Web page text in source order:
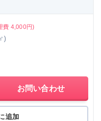
費 4,000円)
)
お問い合わせ
追加